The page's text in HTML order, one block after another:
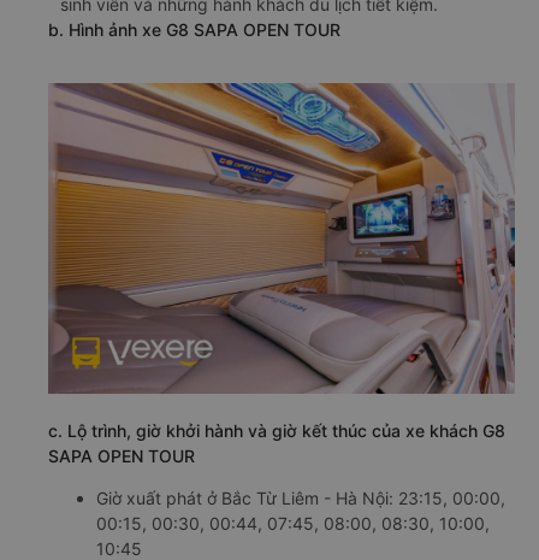
sinh viên và những hành khách du lịch tiết kiệm.
b. Hình ảnh xe G8 SAPA OPEN TOUR
c. Lộ trình, giờ khởi hành và giờ kết thúc của xe khách G8
SAPA OPEN TOUR
Giờ xuất phát ở Bắc Từ Liêm - Hà Nội: 23:15, 00:00,
00:15, 00:30, 00:44, 07:45, 08:00, 08:30, 10:00,
10:45